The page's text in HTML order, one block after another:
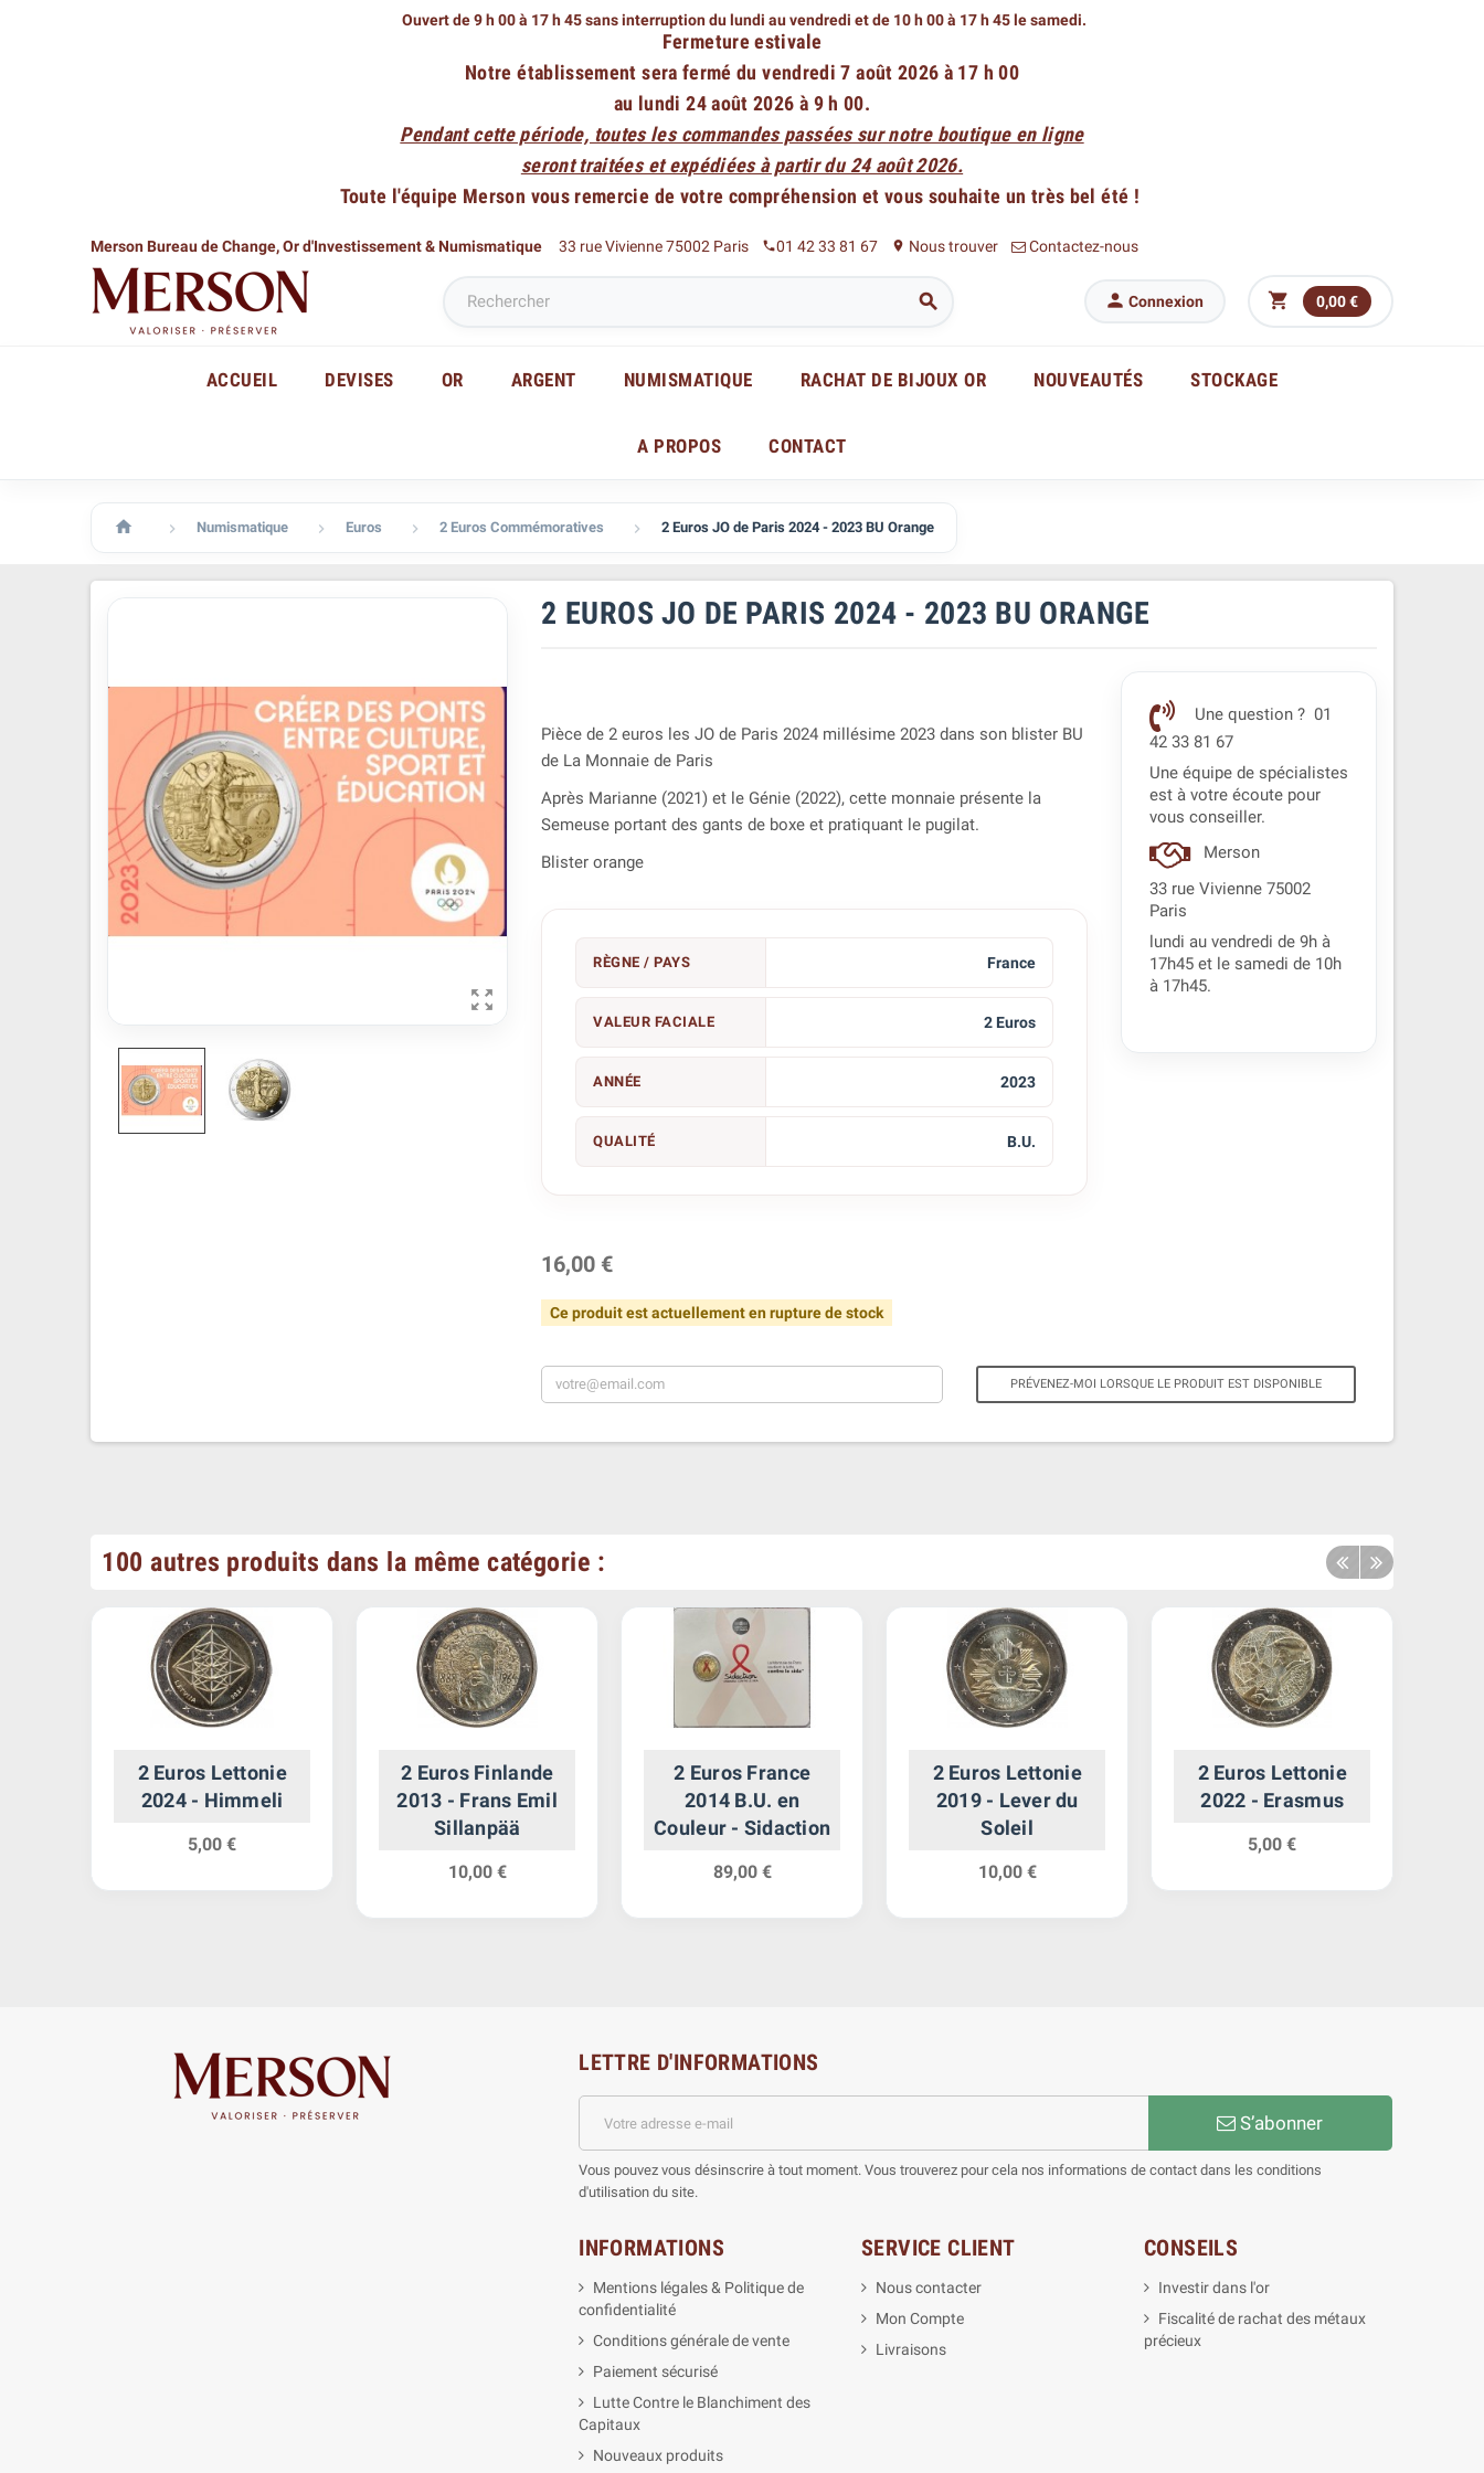
Ouvert de 9 h 00 à 17 h 45 sans interruption du lundi au vendredi et de 10 h 00 à 17 h 45 le samedi.
Fermeture estivale
Notre établissement sera fermé du vendredi 7 août 2026 à 17 h 00
au lundi 24 août 2026 à 9 h 00.
Pendant cette période, toutes les commandes passées sur notre boutique en ligne
seront traitées et expédiées à partir du 24 août 2026.
Toute l'équipe Merson vous remercie de votre compréhension et vous souhaite un très bel été !
Merson Bureau de Change, Or d'Investissement & Numismatique 33 rue Vivienne 75002 Paris phone01 42 33 81 67 place Nous trouver Contactez-nous
  Connexion  0,00 €
ACCUEIL DEVISES OR ARGENT NUMISMATIQUE RACHAT DE BIJOUX OR NOUVEAUTÉS STOCKAGE
A PROPOS CONTACT
  Numismatique  Euros  2 Euros Commémoratives  2 Euros JO de Paris 2024 - 2023 BU Orange

2 EUROS JO DE PARIS 2024 - 2023 BU ORANGE
Pièce de 2 euros les JO de Paris 2024 millésime 2023 dans son blister BU
de La Monnaie de Paris
Après Marianne (2021) et le Génie (2022), cette monnaie présente la
Semeuse portant des gants de boxe et pratiquant le pugilat.
Blister orange
RÈGNE / PAYS France
VALEUR FACIALE 2 Euros
ANNÉE 2023
QUALITÉ B.U.
16,00 €
Ce produit est actuellement en rupture de stock
Une question ? 01
42 33 81 67
Une équipe de spécialistes
est à votre écoute pour
vous conseiller.
Merson
33 rue Vivienne 75002
Paris
lundi au vendredi de 9h à
17h45 et le samedi de 10h
à 17h45.
PRÉVENEZ-MOI LORSQUE LE PRODUIT EST DISPONIBLE
100 autres produits dans la même catégorie :
2 Euros Lettonie
2024 - Himmeli
5,00 €
2 Euros Finlande
2013 - Frans Emil
Sillanpää
10,00 €
2 Euros France
2014 B.U. en
Couleur - Sidaction
89,00 €
2 Euros Lettonie
2019 - Lever du
Soleil
10,00 €
2 Euros Lettonie
2022 - Erasmus
5,00 €
LETTRE D'INFORMATIONS
S’abonner
Vous pouvez vous désinscrire à tout moment. Vous trouverez pour cela nos informations de contact dans les conditions
d'utilisation du site.
INFORMATIONS
Mentions légales & Politique de
confidentialité
Conditions générale de vente
Paiement sécurisé
Lutte Contre le Blanchiment des
Capitaux
Nouveaux produits
SERVICE CLIENT
Nous contacter
Mon Compte
Livraisons
CONSEILS
Investir dans l'or
Fiscalité de rachat des métaux
précieux